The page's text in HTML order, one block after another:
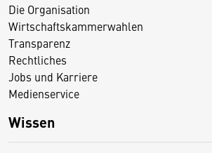
Die Organisation
Wirtschaftskammerwahlen
Transparenz
Rechtliches
Jobs und Karriere
Medienservice
Wissen